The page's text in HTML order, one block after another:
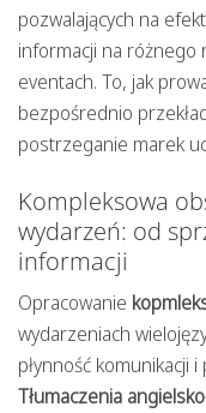
pozwalających na
informacji na różnego
eventach. To, jak
bezpośrednio
postrzeganie marek
Kompleksowa
wydarzeń: od
informacji
Opracowanie
wydarzeniach
płynność komunikacji
Tłumaczenia